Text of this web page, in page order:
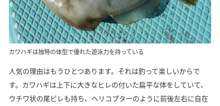
カワハギは独特の体型で優れた遊泳力を持っている
人気の理由はもうひとつあります。それは釣って楽しいからで
す。カワハギは上下に大きなヒレの付いた扁平な体をしていて、
ウチワ状の尾ビレも持ち、ヘリコプターのように前後左右に自在